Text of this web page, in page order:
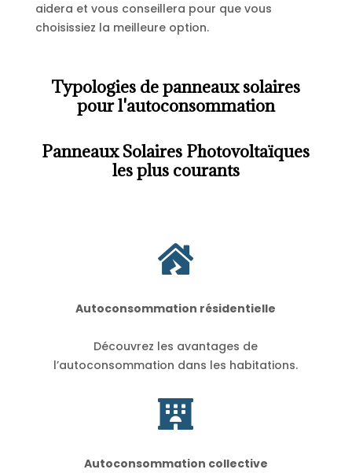
aidera et vous conseillera pour que vous
choisissiez la meilleure option.
Typologies de panneaux solaires
pour l'autoconsommation
Panneaux Solaires Photovoltaïques
les plus courants

Autoconsommation résidentielle
Découvrez les avantages de
l’autoconsommation dans les habitations.

Autoconsommation collective